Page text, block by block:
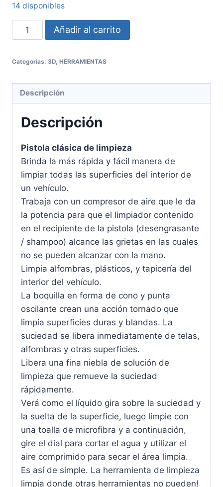
14 disponibles
Añadir al carrito
Categorías: 3D HERRAMIENTAS
Descripción
Descripción
Pistola clásica de limpieza
Brinda la más rápida y fácil manera de
limpiar todas las superficies del interior de
un vehículo.
Trabaja con un compresor de aire que le da
la potencia para que el limpiador contenido
en el recipiente de la pistola (desengrasante
/ shampoo) alcance las grietas en las cuales
no se pueden alcanzar con la mano.
Limpia alfombras, plásticos, y tapicería del
interior del vehículo.
La boquilla en forma de cono y punta
oscilante crean una acción tornado que
limpia superficies duras y blandas. La
suciedad se libera inmediatamente de telas,
alfombras y otras superficies.
Libera una fina niebla de solución de
limpieza que remueve la suciedad
rápidamente.
Verá como el líquido gira sobre la suciedad y
la suelta de la superficie, luego limpie con
una toalla de microfibra y a continuación,
gire el dial para cortar el agua y utilizar el
aire comprimido para secar el área limpia.
Es así de simple. La herramienta de limpieza
limpia donde otras herramientas no pueden!